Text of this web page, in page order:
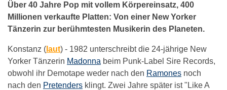
Über 40 Jahre Pop mit vollem Körpereinsatz, 400
Millionen verkaufte Platten: Von einer New Yorker
Tänzerin zur berühmtesten Musikerin des Planeten.
Konstanz ( laut) - 1982 unterschreibt die 24-jährige New
Yorker Tänzerin Madonna beim Punk-Label Sire Records,
obwohl ihr Demotape weder nach den Ramones noch
nach den Pretenders klingt. Zwei Jahre später ist "Like A